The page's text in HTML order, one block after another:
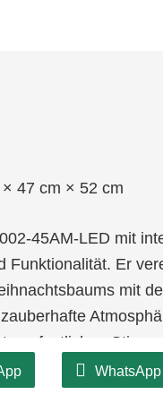
47 cm × 52 cm
45AM-LED mit
Funktionalität. Er
mit
zur festlichen
WhatsApp